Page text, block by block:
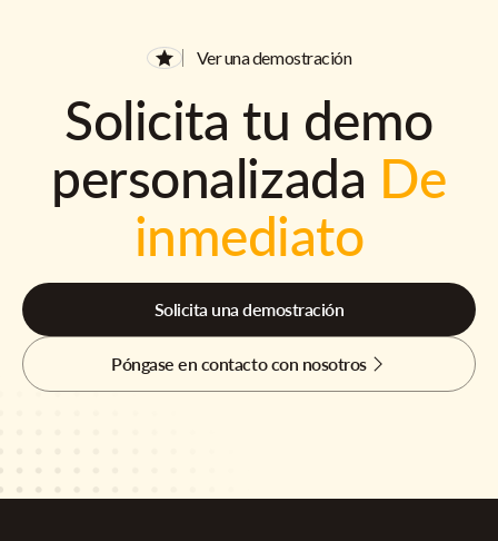
Ver una demostración
Solicita tu demo
personalizada De
inmediato
Solicita una demostración
Póngase en contacto con nosotros